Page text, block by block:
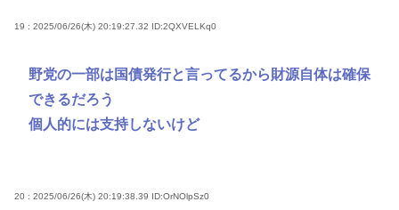
19 : 2025/06/26(木) 20:19:27.32 ID:2QXVELKq0
野党の一部は国債発行と言ってるから財源自体は確保
できるだろう
個人的には支持しないけど
20 : 2025/06/26(木) 20:19:38.39 ID:OrNOlpSz0